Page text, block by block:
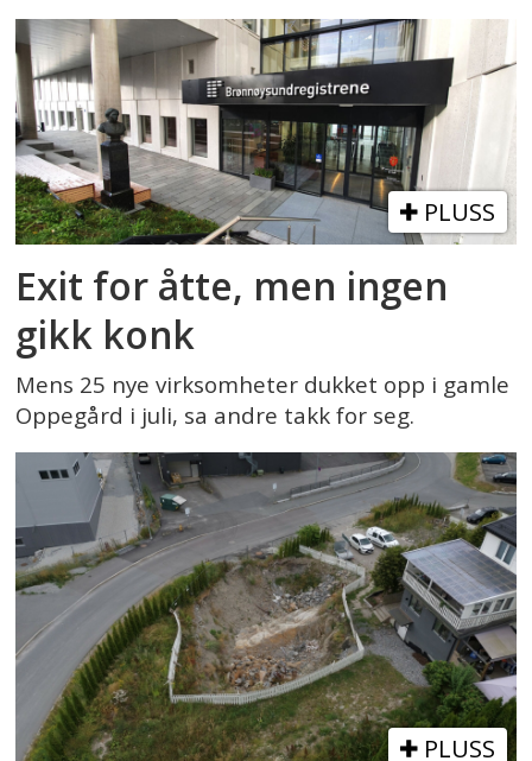
PLUSS
Exit for åtte, men ingen
gikk konk
Mens 25 nye virksomheter dukket opp i gamle
Oppegård i juli, sa andre takk for seg.
PLUSS